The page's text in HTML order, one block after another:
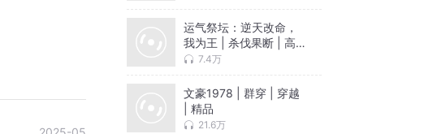
运气祭坛：逆天改命，
我为王 | 杀伐果断 | 高
武 | 免费有声小说
7.4万
文豪1978 | 群穿 | 穿越
| 精品
21.6万